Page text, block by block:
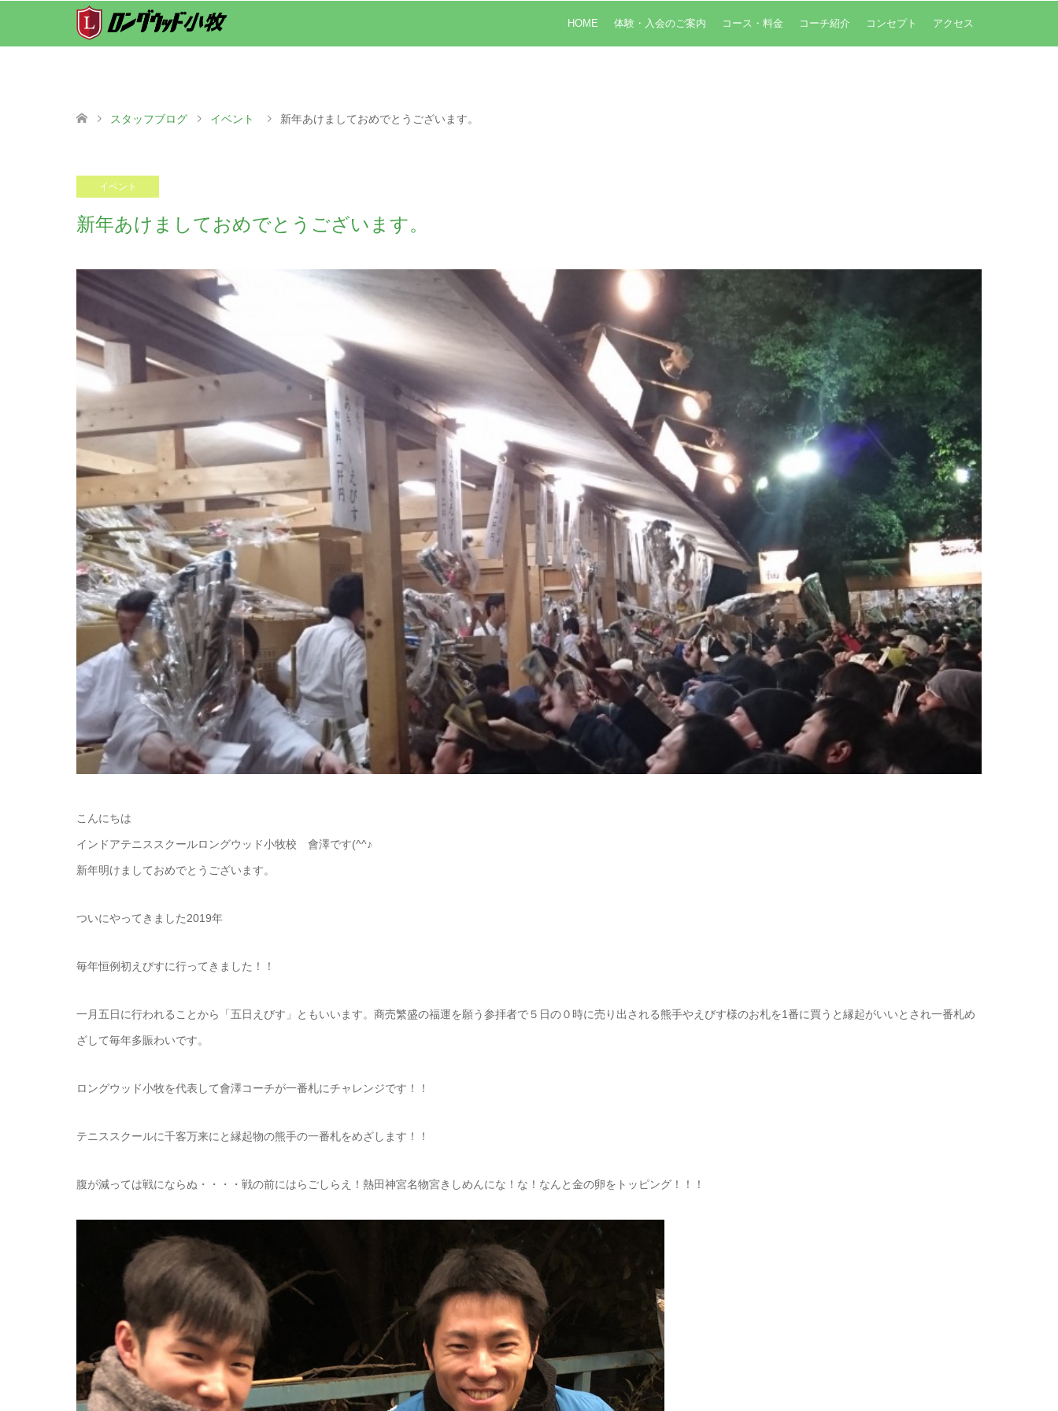
HOME 体験・入会のご案内 コース・料金 コーチ紹介 コンセプト アクセス
スタッフブログ イベント 新年あけましておめでとうございます。
イベント
新年あけましておめでとうございます。
こんにちは
インドアテニススクールロングウッド小牧校 會澤です(^^♪
新年明けましておめでとうございます。
ついにやってきました2019年
毎年恒例初えびすに行ってきました！！
一月五日に行われることから「五日えびす」ともいいます。商売繁盛の福運を願う参拝者で５日の０時に売り出される熊手やえびす様のお札を1番に買うと縁起がいいとされ一番札め
ざして毎年多賑わいです。
ロングウッド小牧を代表して會澤コーチが一番札にチャレンジです！！
テニススクールに千客万来にと縁起物の熊手の一番札をめざします！！
腹が減っては戦にならぬ・・・・戦の前にはらごしらえ！熱田神宮名物宮きしめんにな！な！なんと金の卵をトッピング！！！